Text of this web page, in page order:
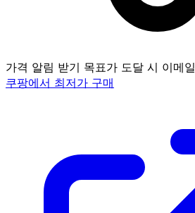
가격 알림 받기 목표가 도달 시 이메일
쿠팡에서 최저가 구매